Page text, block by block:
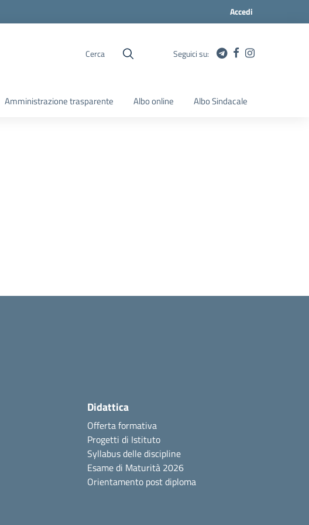
Accedi
Cerca Seguici su:
Amministrazione trasparente Albo online Albo Sindacale
Didattica
Offerta formativa
Progetti di Istituto
Syllabus delle discipline
Esame di Maturità 2026
Orientamento post diploma